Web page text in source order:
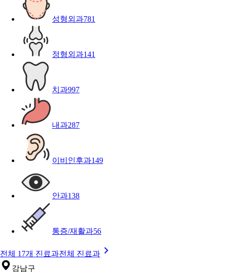
성형외과781
정형외과141
치과997
내과287
이비인후과149
안과138
통증/재활과56
전체 17개 진료과전체 진료과
강남구